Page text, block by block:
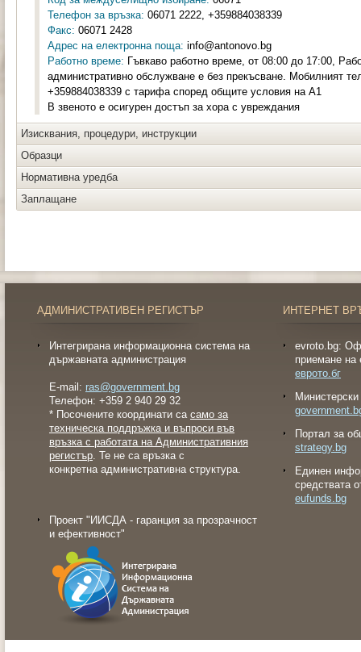
Телефон за връзка: 06071 2222, +359884038339
Факс: 06071 2428
Адрес на електронна поща: info@antonovo.bg
Работно време: Гъвкаво работно време, от 08:00 до 17:00,
административно обслужване е без прекъсване. Мобилният
+359884038339 с тарифа според общите условия на А1
В звеното е осигурен достъп за хора с увреждания
Изисквания, процедури, инструкции
Образци
Нормативна уредба
Заплащане
АДМИНИСТРАТИВЕН РЕГИСТЪР
Интегрирана информационна система на
държавната администрация
E-mail: ras@government.bg
Телефон: +359 2 940 29 32
* Посочените координати са само за
техническа поддръжка и въпроси във
връзка с работата на Административния
регистър. Те не са връзка с
конкретна административна структура.
Проект "ИИСДА - гаранция за прозрачност
и ефективност"
ИНТЕРНЕТ
evroto.bg:
приемане на
еврото.бг
Портал за
strategy.bg
Eдинен
средствата
eufunds.bg